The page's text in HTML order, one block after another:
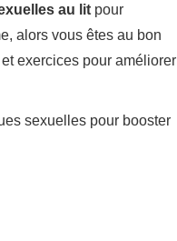
au lit pour
alors vous êtes au bon
exercices pour améliorer
sexuelles pour booster